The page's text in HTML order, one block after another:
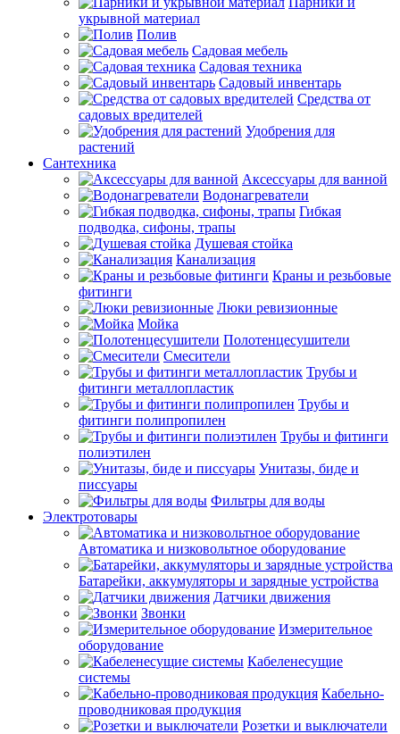
укрывной материал
Полив
Садовая мебель
Садовая техника
Садовый инвентарь
Средства от
садовых вредителей
Удобрения для
растений
Сантехника
Аксессуары для ванной
Водонагреватели
Гибкая
подводка, сифоны, трапы
Душевая стойка
Канализация
Краны и резьбовые
фитинги
Люки ревизионные
Мойка
Полотенцесушители
Смесители
Трубы и
фитинги металлопластик
Трубы и
фитинги полипропилен
Трубы и фитинги
полиэтилен
Унитазы, биде и
писсуары
Фильтры для воды
Электротовары
Автоматика и низковольтное оборудование
Батарейки, аккумуляторы и зарядные устройства
Датчики движения
Звонки
Измерительное
оборудование
Кабеленесущие
системы
Кабельно-
проводниковая продукция
Розетки и выключатели